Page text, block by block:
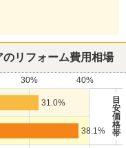
リフォーム費用相場
30%
40%
31.0%
目
安
価
格
帯
38.1%